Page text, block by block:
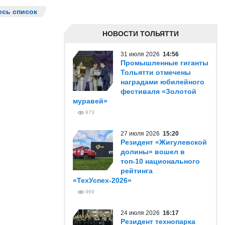
список
НОВОСТИ ТОЛЬЯТТИ
31 июля 2026 14:56
Промышленные гиганты
Тольятти отмечены
наградами юбилейного
фестиваля «Золотой
муравей»
973
27 июля 2026 15:20
Резидент «Жигулевской
долины» вошел в
топ-10 национального
рейтинга
«ТехУспех-2026»
969
24 июля 2026 16:17
Резидент технопарка